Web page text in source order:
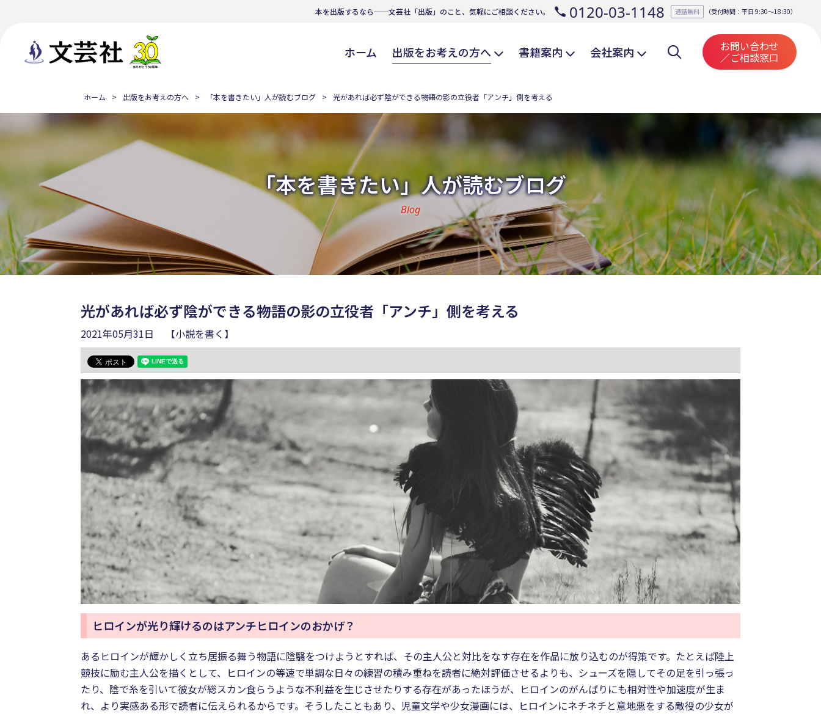
本を出版するなら──文芸社「出版」のこと、気軽にご相談ください。 0120-03-1148 通話無料 （受付時間：平日 9:30～18:30）
ホーム 出版をお考えの方へ 書籍案内 会社案内 お問い合わせ
／ご相談窓口
ホーム 出版をお考えの方へ 「本を書きたい」人が読むブログ 光があれば必ず陰ができる――物語の影の立役者「アンチ」側を考える
「本を書きたい」人が読むブログ
Blog
光があれば必ず陰ができる――物語の影の立役者「アンチ」側を考える
2021年05月31日 【小説を書く】
ヒロインが光り輝けるのはアンチヒロインのおかげ？
あるヒロインが輝かしく立ち居振る舞う物語に陰翳をつけようとすれば、その主人公と対比をなす存在を作品に放り込むのが得策です。たとえば陸上
競技に励む主人公を描くとして、ヒロインの等速で単調な日々の練習の積み重ねを読者に絶対評価させるよりも、シューズを隠してその足を引っ張っ
たり、陰で糸を引いて彼女が総スカン食らうような不利益を生じさせたりする存在があったほうが、ヒロインのがんばりにも相対性や加速度が生ま
れ、より実感ある形で読者に伝えられるからです。そうしたこともあり、児童文学や少女漫画には、ヒロインにネチネチと意地悪をする敵役の少女が